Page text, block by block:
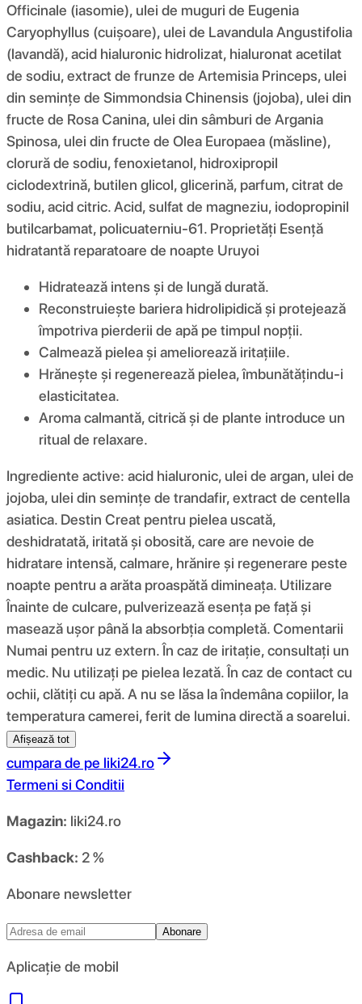
Officinale (iasomie), ulei de muguri de Eugenia
Caryophyllus (cuișoare), ulei de Lavandula Angustifolia
(lavandă), acid hialuronic hidrolizat, hialuronat acetilat
de sodiu, extract de frunze de Artemisia Princeps, ulei
din semințe de Simmondsia Chinensis (jojoba), ulei din
fructe de Rosa Canina, ulei din sâmburi de Argania
Spinosa, ulei din fructe de Olea Europaea (măsline),
clorură de sodiu, fenoxietanol, hidroxipropil
ciclodextrină, butilen glicol, glicerină, parfum, citrat de
sodiu, acid citric. Acid, sulfat de magneziu, iodopropinil
butilcarbamat, policuaterniu-61. Proprietăți Esență
hidratantă reparatoare de noapte Uruyoi
Hidratează intens și de lungă durată.
Reconstruiește bariera hidrolipidică și protejează
împotriva pierderii de apă pe timpul nopții.
Calmează pielea și ameliorează iritațiile.
Hrănește și regenerează pielea, îmbunătățindu-i
elasticitatea.
Aroma calmantă, citrică și de plante introduce un
ritual de relaxare.
Ingrediente active: acid hialuronic, ulei de argan, ulei de
jojoba, ulei din semințe de trandafir, extract de centella
asiatica. Destin Creat pentru pielea uscată,
deshidratată, iritată și obosită, care are nevoie de
hidratare intensă, calmare, hrănire și regenerare peste
noapte pentru a arăta proaspătă dimineața. Utilizare
Înainte de culcare, pulverizează esența pe față și
masează ușor până la absorbția completă. Comentarii
Numai pentru uz extern. În caz de iritație, consultați un
medic. Nu utilizați pe pielea lezată. În caz de contact cu
ochii, clătiți cu apă. A nu se lăsa la îndemâna copiilor, la
temperatura camerei, ferit de lumina directă a soarelui.
Afișează tot
cumpara de pe liki24.ro
Termeni si Conditii
Magazin: liki24.ro
Cashback: 2 %
Abonare newsletter
Abonare
Aplicație de mobil